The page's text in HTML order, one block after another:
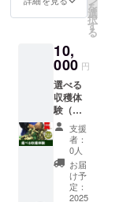
に貼付
された
ラベル
や注意
書きを
ご確認
くださ
い。」
ガイモ
300ｇ
150ｇ 6
～10個
・ピー
マン
150ｇ 5
～8個
から毎
回7種類
お選び
してお
入れし
ます 配
送時
トマト
200ｇ程
10個 ・
玉ねぎ
700ｇ程
度 2～3
個 ・里
芋 500
ｇ ・生
落花生
300ｇ
・カボ
チャ
500ｇ程
度 1個
写真と
内容が
ます。
※クール
便で配
送いた
します
「原材
料及び
添加物
等の食
品表示
はお届
け商品
のラベ
ぶら
500ｇ程
キャベ
ツ 2000
ｇ 1個
から毎
回7種類
お選び
してお
入れし
ます
2026年
2月/4
月/6月
ツ 200
ｇ 10個
ぎ 700
ｇ 2～3
個 ・白
菜 個
2000ｇ
1個 ・
大根 本
1000ｇ
程度 1
本 ・か
ぶら
500ｇ程
オンラ
インで
の開催
参加回
数：4回
参加い
ただけ
ます
※ オン
ライン
アプリ
での接
落花生/
さつま
茄子
ぬか漬
け体験/
枝豆/玉
ねぎ) 開
催日
時：
2025年
10月～
2026年
3月末ま
で 開催
を
選
択
す
る
10,
000 円
選べる
収穫体
験（お
土産
付） 1
名様×2
回券 ▼
こちら
の体験
から2つ
支援
者：
0人
お届
け予
定：
2025